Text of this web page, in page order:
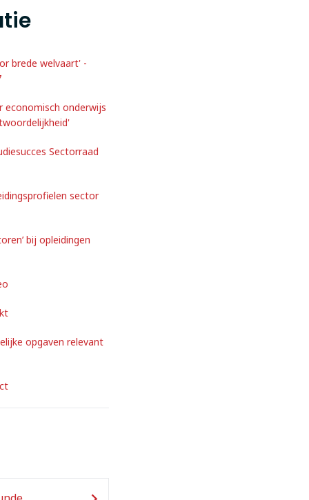
brede welvaart' -
economisch onderwijs
Sectorraad
sector
bij opleidingen
opgaven relevant